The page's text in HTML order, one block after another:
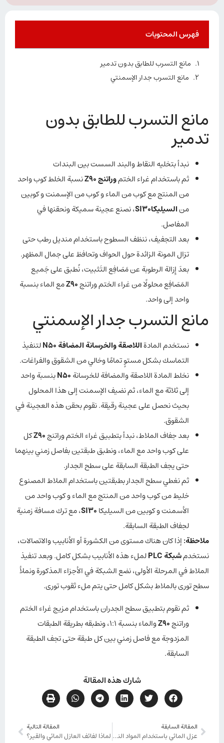
فهرس المحتويات
مانع التسرب للطابق بدون تدمير
مانع التسرب جدار الإسمنتي
مانع التسرب للطابق بدون
تدمير
نبدأ بتخلیه النقاط والبند السست بين البندات
ثم باستخدام غراء الختموراتنج Z90
نسبة الخلط كوب واحد
من المنتج مع كوب من الماء و كوب من الإسمنت و كوبين
منالسيليكاSI30
، نصنع عجينة سميكة ونحقنها في
المفاصل.
بعد التجفيف، ننظف السطوح باستخدام منديل رطب حتى
تزال المونة الزائدة حول الحواف وتحافظ على جمال المظهر.
بعدَ إِزالة الرطوبة عن مَصَافِع التَثبیت، نُطبق على جَميع
المَصَافِع محلولًا من غراء الختم وراتنجZ90مع الماء بنسبة
واحد إلى واحد.
مانع التسرب جدار الإسمنتي
نستخدم المادةاللاصقة والخرسانة المضافة N50
لتنفيذ
التماسك بشكل مستوٍ تمامًا وخالي من الشقوق والفراغات.
نخلط المادة اللاصقة والمضافة للخرسانةN50بنسبة واحد
إلى ثلاثة مع الماء، ثم نضيف الإسمنت إلى هذا المحلول
بحيث نحصل على عجينة رقيقة. نقوم بحقن هذه العجينة في
الشقوق.
بعد جفاف الملاط، نبدأ بتطبيق غراء الختم وراتنجZ90كل
على كوب واحد مع الماء، ونطبق طبقتين بفاصل زمني بينهما
حتى يجف الطبقة السابقة على سطح الجدار.
ثم نغطي سطح الجدار بطبقتين باستخدام الملاط المصنوع
خليط من كوب واحد من المنتج مع الماء و كوب واحد من
الأسمنت و كوبين من السيليكاSI30، مع ترك مسافة زمنية
لجفاف الطبقة السابقة.
ملاحظة:إذا كان هناك مستوى من الكشورة أو الأنابيب والاتصالات،
نستخدمشبكة PLC
لملء هذه الأنابيب بشكل كامل. وبعد تنفيذ
الملاط في المرحلة الأولى، نضع الشبكة في الأجزاء المذكورة ونملأ
سطح توری بالملاط بشكل كامل حتى يتم ملء ثقوب توری.
ثم نقوم بتطبيق سطح الجدران باستخدام مزيج غراء الختم
وراتنجZ90
والماء بنسبة 1:1، ونطبقه بطريقة الطبقات
المزدوجة مع فاصل زمني بين كل طبقة حتى تجف الطبقة
السابقة.
شارك هذه المقالة
المقالة السابقة
عزل المائي باستخدام المواد النانوية
المقالة التالية
لماذا لفائف العازل المائي والقیر؟